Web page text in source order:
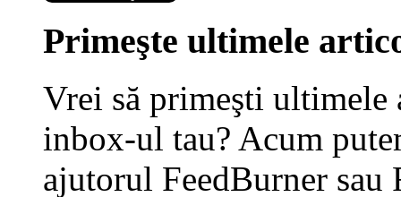
Primeşte ultimele
Vrei să primeşti
inbox-ul tau? Acum
ajutorul FeedBurner sau